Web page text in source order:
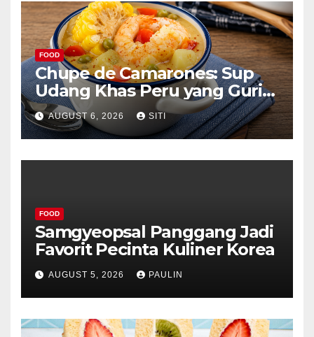
FOOD
Chupe de Camarones: Sup
Udang Khas Peru yang Gurih
Lezat
AUGUST 6, 2026 SITI
FOOD
Samgyeopsal Panggang Jadi
Favorit Pecinta Kuliner Korea
AUGUST 5, 2026 PAULIN